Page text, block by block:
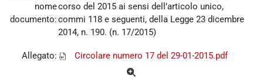
nome
documento:
corso del 2015 ai sensi dell’articolo unico,
commi 118 e seguenti, della Legge 23 dicembre
2014, n. 190. (n. 17/2015)
Allegato: Circolare numero 17 del 29-01-2015.pdf